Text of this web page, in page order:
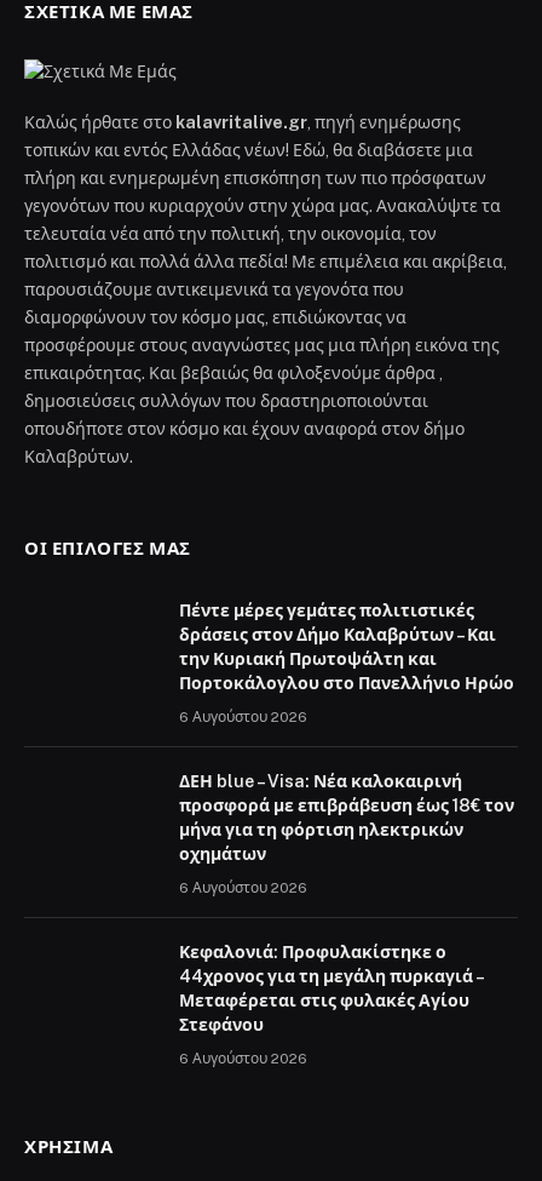
ΣΧΕΤΙΚΆ ΜΕ ΕΜΆΣ
Καλώς ήρθατε στο kalavritalive.gr , πηγή ενημέρωσης
τοπικών και εντός Ελλάδας νέων! Εδώ, θα διαβάσετε μια
πλήρη και ενημερωμένη επισκόπηση των πιο πρόσφατων
γεγονότων που κυριαρχούν στην χώρα μας. Ανακαλύψτε τα
τελευταία νέα από την πολιτική, την οικονομία, τον
πολιτισμό και πολλά άλλα πεδία! Με επιμέλεια και ακρίβεια,
παρουσιάζουμε αντικειμενικά τα γεγονότα που
διαμορφώνουν τον κόσμο μας, επιδιώκοντας να
προσφέρουμε στους αναγνώστες μας μια πλήρη εικόνα της
επικαιρότητας. Και βεβαιώς θα φιλοξενούμε άρθρα ,
δημοσιεύσεις συλλόγων που δραστηριοποιούνται
οπουδήποτε στον κόσμο και έχουν αναφορά στον δήμο
Καλαβρύτων.
ΟΙ ΕΠΙΛΟΓΈΣ ΜΑΣ
Πέντε μέρες γεμάτες πολιτιστικές
δράσεις στον Δήμο Καλαβρύτων – Και
την Κυριακή Πρωτοψάλτη και
Πορτοκάλογλου στο Πανελλήνιο Ηρώο
6 Αυγούστου 2026
ΔΕΗ blue – Visa: Νέα καλοκαιρινή
προσφορά με επιβράβευση έως 18€ τον
μήνα για τη φόρτιση ηλεκτρικών
οχημάτων
6 Αυγούστου 2026
Κεφαλονιά: Προφυλακίστηκε ο
44χρονος για τη μεγάλη πυρκαγιά –
Μεταφέρεται στις φυλακές Αγίου
Στεφάνου
6 Αυγούστου 2026
ΧΡΉΣΙΜΑ